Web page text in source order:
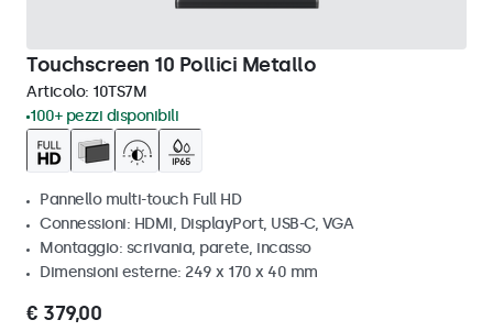
Touchscreen 10 Pollici Metallo
Articolo: 10TS7M
100+ pezzi disponibili
Pannello multi-touch Full HD
Connessioni: HDMI, DisplayPort, USB-C, VGA
Montaggio: scrivania, parete, incasso
Dimensioni esterne: 249 x 170 x 40 mm
€ 379,00